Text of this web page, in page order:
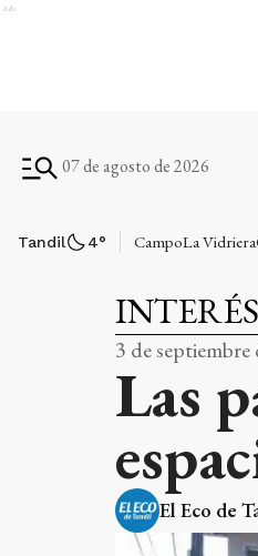
Ads
07 de agosto de 2026
Tandil 4° CampoLa Vidriera
3 de septiembre
Las
El Eco de